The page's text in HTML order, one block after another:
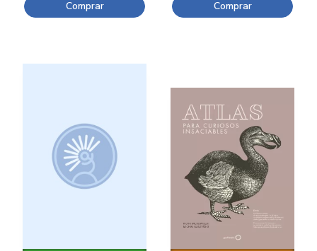
Comprar Comprar